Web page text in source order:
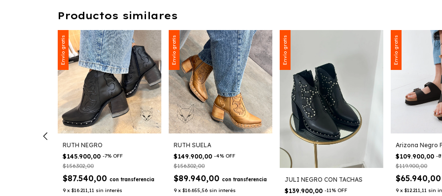
Productos similares
Envío gratis
RUTH NEGRO
$145.900,00 -7% OFF
$156.302,00
$87.540,00 con transferencia
9 x $16.211,11 sin interés
Envío gratis
RUTH SUELA
$149.900,00 -4% OFF
$156.302,00
$89.940,00 con transferencia
9 x $16.655,56 sin interés
Envío gratis
JULI NEGRO CON TACHAS
$139.900,00 -11 % OFF
Envío gratis
Arizona Negro
$109.900,00 -8
$119.900,00
$65.940,00
9 x $12.211,11 sin